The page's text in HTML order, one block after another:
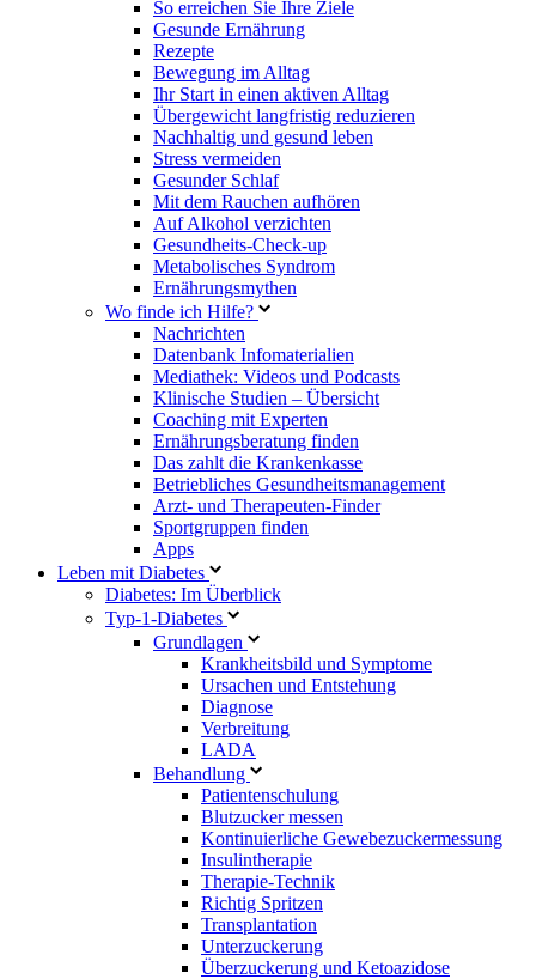
So erreichen Sie Ihre Ziele
Gesunde Ernährung
Rezepte
Bewegung im Alltag
Ihr Start in einen aktiven Alltag
Übergewicht langfristig reduzieren
Nachhaltig und gesund leben
Stress vermeiden
Gesunder Schlaf
Mit dem Rauchen aufhören
Auf Alkohol verzichten
Gesundheits-Check-up
Metabolisches Syndrom
Ernährungsmythen
Wo finde ich Hilfe?
Nachrichten
Datenbank Infomaterialien
Mediathek: Videos und Podcasts
Klinische Studien – Übersicht
Coaching mit Experten
Ernährungsberatung finden
Das zahlt die Krankenkasse
Betriebliches Gesundheitsmanagement
Arzt- und Therapeuten-Finder
Sportgruppen finden
Apps
Leben mit Diabetes
Diabetes: Im Überblick
Typ-1-Diabetes
Grundlagen
Krankheitsbild und Symptome
Ursachen und Entstehung
Diagnose
Verbreitung
LADA
Behandlung
Patientenschulung
Blutzucker messen
Kontinuierliche Gewebezuckermessung
Insulintherapie
Therapie-Technik
Richtig Spritzen
Transplantation
Unterzuckerung
Überzuckerung und Ketoazidose